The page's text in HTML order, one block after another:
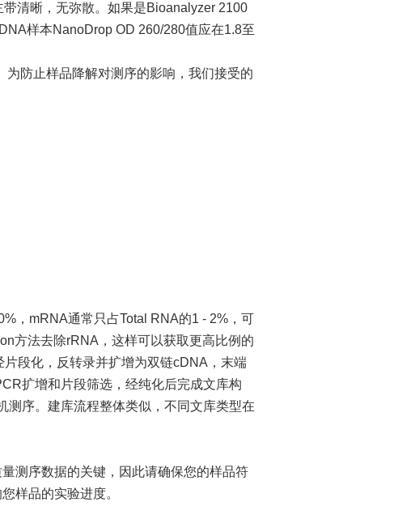
清晰，无弥散。如果是Bioanalyzer 2100
样本NanoDrop OD 260/280值应在1.8至
防止样品降解对测序的影响，我们接受的
mRNA通常只占Total RNA的1 - 2%，可
方法去除rRNA，这样可以获取更高比例的
段化，反转录并扩增为双链cDNA，末端
扩增和片段筛选，经纯化后完成文库构
测序。建库流程整体类似，不同文库类型在
序数据的关键，因此请确保您的样品符
样品的实验进度。